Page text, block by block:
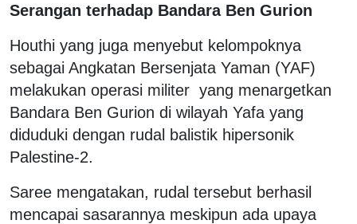
Serangan terhadap Bandara Ben Gurion
Houthi yang juga menyebut kelompoknya
sebagai Angkatan Bersenjata Yaman (YAF)
melakukan operasi militer yang menargetkan
Bandara Ben Gurion di wilayah Yafa yang
diduduki dengan rudal balistik hipersonik
Palestine-2.
Saree mengatakan, rudal tersebut berhasil
mencapai sasarannya meskipun ada upaya